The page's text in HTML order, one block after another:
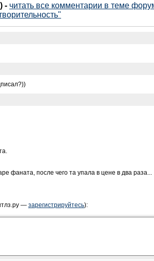
- читать все комментарии в теме
фаната, после чего та упала в цене в два раза...
— зарегистрируйтесь):